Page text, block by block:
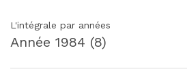
L'intégrale par années
Année 1984 (8)